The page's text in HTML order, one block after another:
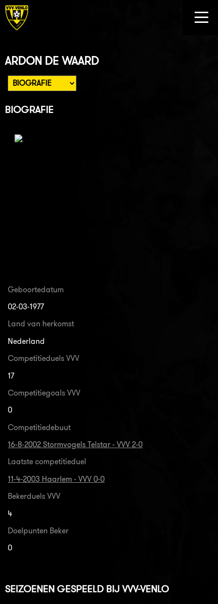
ARDON DE WAARD
BIOGRAFIE
Geboortedatum
02-03-1977
Land van herkomst
Nederland
Competitieduels VVV
17
Competitiegoals VVV
0
Competitiedebuut
16-8-2002 Stormvogels Telstar - VVV 2-0
Laatste competitieduel
11-4-2003 Haarlem - VVV 0-0
Bekerduels VVV
4
Doelpunten Beker
0
SEIZOENEN GESPEELD BIJ VVV-VENLO